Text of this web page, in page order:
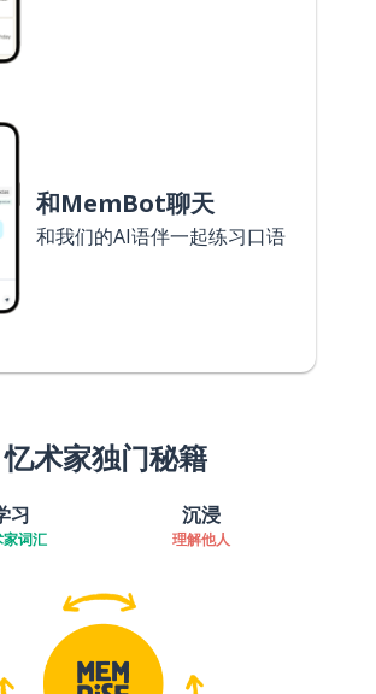
和MemBot聊天
和我们的AI语伴一起练习口语
忆术家独门秘籍
习
家词汇
沉浸
理解他人